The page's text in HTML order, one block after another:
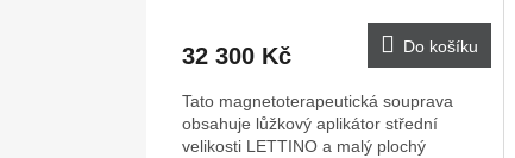
32 300 Kč Do košíku
Tato magnetoterapeutická souprava
obsahuje lůžkový aplikátor střední
velikosti LETTINO a malý plochý